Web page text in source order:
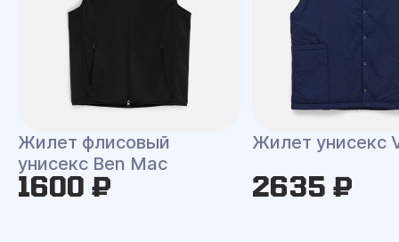
Жилет флисовый
унисекс Ben Mac
1600 ₽
Жилет унисекс
2635 ₽